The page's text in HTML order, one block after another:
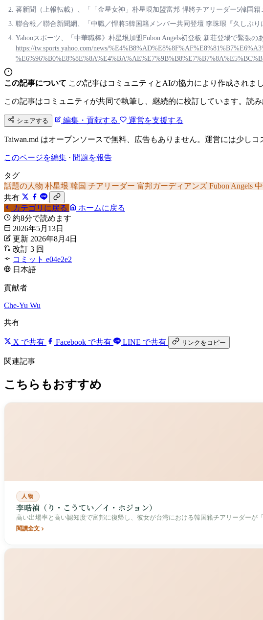
蕃新聞（上報転載）、「「金星女神」朴星垠加盟富邦 悍將チアリーダー5韓国籍
聯合報／聯合新聞網、「中職／悍將5韓国籍メンバー共同登壇 李珠珢『久しぶ
Yahooスポーツ、「中華職棒》朴星垠加盟Fubon Angels初登板 新荘登場で緊張の
https://tw.sports.yahoo.com/news/
この記事について この記事はコミュニティとAIの協力により作成されまし
この記事はコミュニティが共同で執筆し、継続的に校訂しています。読
シェアする 編集・貢献する 運営を支援する
Taiwan.md はオープンソースで無料、広告もありません。運営には少し
このページを編集 · 問題を報告
タグ
話題の人物 朴星垠 韓国 チアリーダー 富邦ガーディアンズ Fubon Angels
共有
カテゴリに戻る
ホームに戻る
約8分で読めます
2026年5月13日
更新 2026年8月4日
改訂 3 回
コミット e04e2e2
日本語
貢献者
Che-Yu Wu
共有
X で共有 Facebook で共有 LINE で共有 リンクをコピー
関連記事
こちらもおすすめ
人物
李晧禎（り・こうてい／イ・ホジョン）
高い出場率と高い認知度で富邦に復帰し、彼女が台湾における韓国籍チアリーダーが
閱讀全文